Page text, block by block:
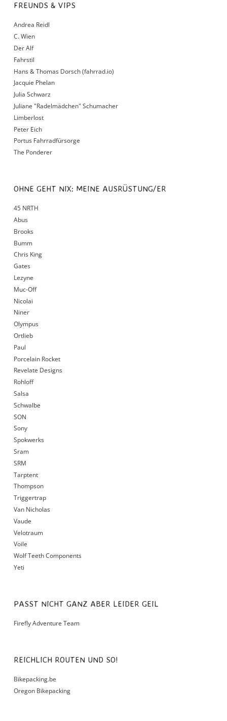
FREUNDS & VIPS
Andrea Reidl
C. Wien
Der Alf
Fahrstil
Hans & Thomas Dorsch (fahrrad.io)
Jacquie Phelan
Julia Schwarz
Juliane "Radelmädchen" Schumacher
Limberlost
Peter Eich
Portus Fahrradfürsorge
The Ponderer
OHNE GEHT NIX: MEINE AUSRÜSTUNG/ER
45 NRTH
Abus
Brooks
Bumm
Chris King
Gates
Lezyne
Muc-Off
Nicolai
Niner
Olympus
Ortlieb
Paul
Porcelain Rocket
Revelate Designs
Rohloff
Salsa
Schwalbe
SON
Sony
Spokwerks
Sram
SRM
Tarptent
Thompson
Triggertrap
Van Nicholas
Vaude
Velotraum
Voile
Wolf Teeth Components
Yeti
PASST NICHT GANZ ABER LEIDER GEIL
Firefly Adventure Team
REICHLICH ROUTEN UND SO!
Bikepacking.be
Oregon Bikepacking